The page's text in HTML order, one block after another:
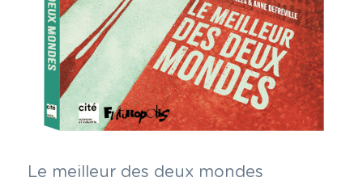
Le meilleur des deux mondes